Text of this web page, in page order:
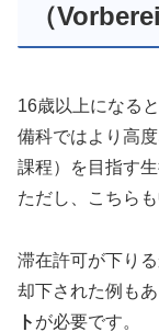
（
16歳以上になる
備科ではより高
課程）を目指す
ただし、こちら
滞在許可が下り
却下された例も
ト が必要です。